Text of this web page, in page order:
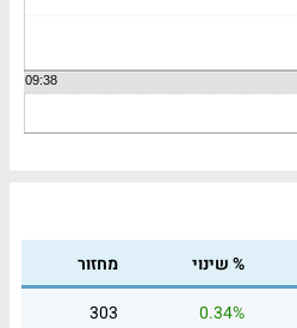
% שינוי
מחזור
0.34%
303